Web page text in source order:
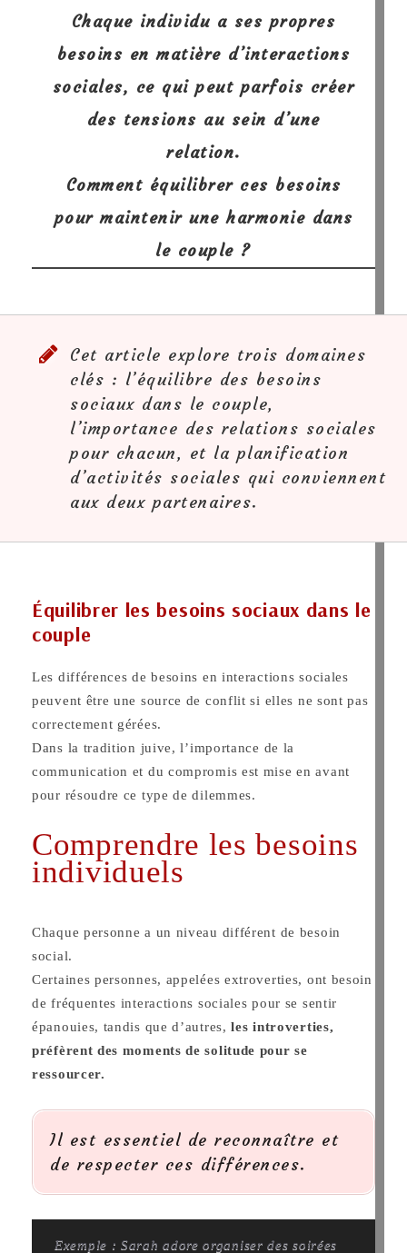
Chaque individu a ses propres
besoins en matière d’interactions
sociales, ce qui peut parfois créer
des tensions au sein d’une
relation.
Comment équilibrer ces besoins
pour maintenir une harmonie dans
le couple ?
Cet article explore trois domaines
clés : l’équilibre des besoins
sociaux dans le couple,
l’importance des relations sociales
pour chacun, et la planification
d’activités sociales qui conviennent
aux deux partenaires.
Équilibrer les besoins sociaux dans le
couple
Les différences de besoins en interactions sociales
peuvent être une source de conflit si elles ne sont pas
correctement gérées.
Dans la tradition juive, l’importance de la
communication et du compromis est mise en avant
pour résoudre ce type de dilemmes.
Comprendre les besoins
individuels
Chaque personne a un niveau différent de besoin
social.
Certaines personnes, appelées extroverties, ont besoin
de fréquentes interactions sociales pour se sentir
épanouies, tandis que d’autres, les introverties,
préfèrent des moments de solitude pour se
ressourcer.
Il est essentiel de reconnaître et
de respecter ces différences.
Exemple : Sarah adore organiser des soirées